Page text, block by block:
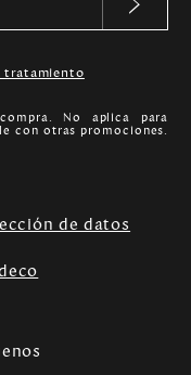
tratamiento
No aplica para
con otras promociones.
de datos